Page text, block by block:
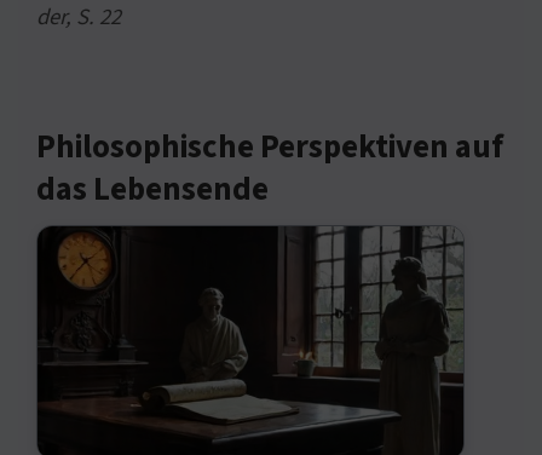
der, S. 22
Philosophische Perspektiven auf
das Lebensende